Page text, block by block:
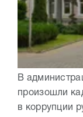
В
произошли
в коррупции